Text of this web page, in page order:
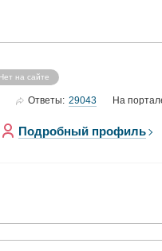
Нет на сайте
Ответы: 29043 На
Подробный профиль